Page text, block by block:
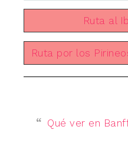
Ruta al
Ruta por los
Qué ver en